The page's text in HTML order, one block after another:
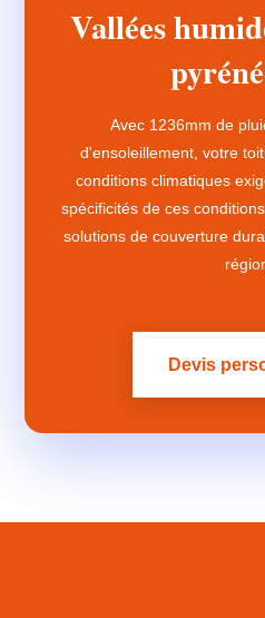
Vallées
Avec 1236mm de
d'ensoleillement, votre
conditions climatiques
spécificités de ces
solutions de couverture
Devis